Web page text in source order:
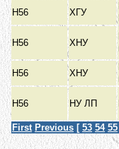
Н56
ХГУ
Н56 ХНУ
Н56
ХНУ
Н56 НУ ЛП
First Previous [ 53 54 55